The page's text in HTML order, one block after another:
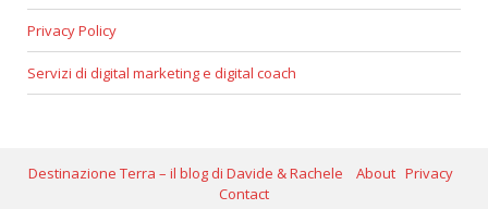
Privacy Policy
Servizi di digital marketing e digital coach
Destinazione Terra – il blog di Davide & Rachele About Privacy
Contact